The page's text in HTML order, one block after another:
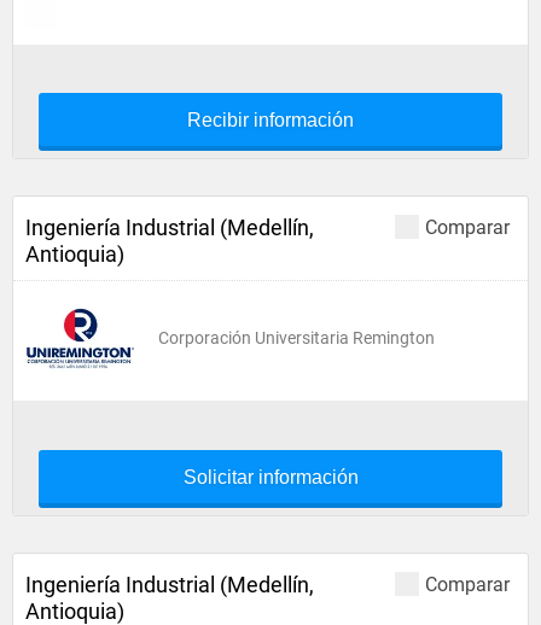
Recibir información
Comparar
Ingeniería Industrial (Medellín,
Antioquia)
Corporación Universitaria Remington
Solicitar información
Comparar
Ingeniería Industrial (Medellín,
Antioquia)